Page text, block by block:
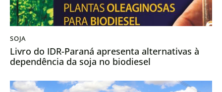
SOJA
Livro do IDR-Paraná apresenta alternativas à
dependência da soja no biodiesel